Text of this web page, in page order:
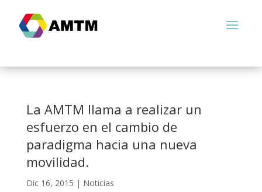
La AMTM llama a realizar un
esfuerzo en el cambio de
paradigma hacia una nueva
movilidad.
Dic 16, 2015 | Noticias